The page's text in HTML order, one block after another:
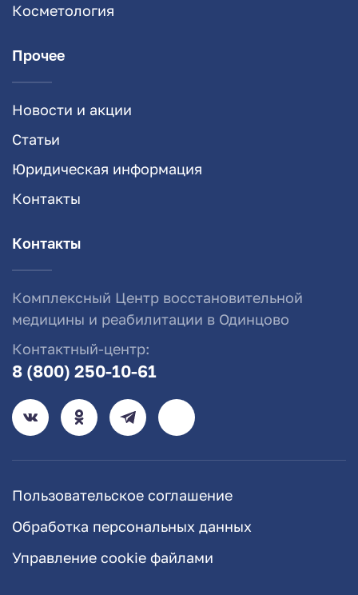
Косметология
Прочее
Новости и акции
Статьи
Юридическая информация
Контакты
Контакты
Комплексный Центр восстановительной
медицины и реабилитации в Одинцово
Контактный-центр:
8 (800) 250-10-61
Пользовательское соглашение
Обработка персональных данных
Управление cookie файлами